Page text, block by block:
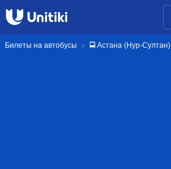
Билеты на автобусы 🚍 Астана (Нур-Султан)